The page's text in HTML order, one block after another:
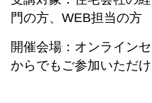
門の方、WEB担当の方
開催会場：オンライン
からでもご参加いただけ